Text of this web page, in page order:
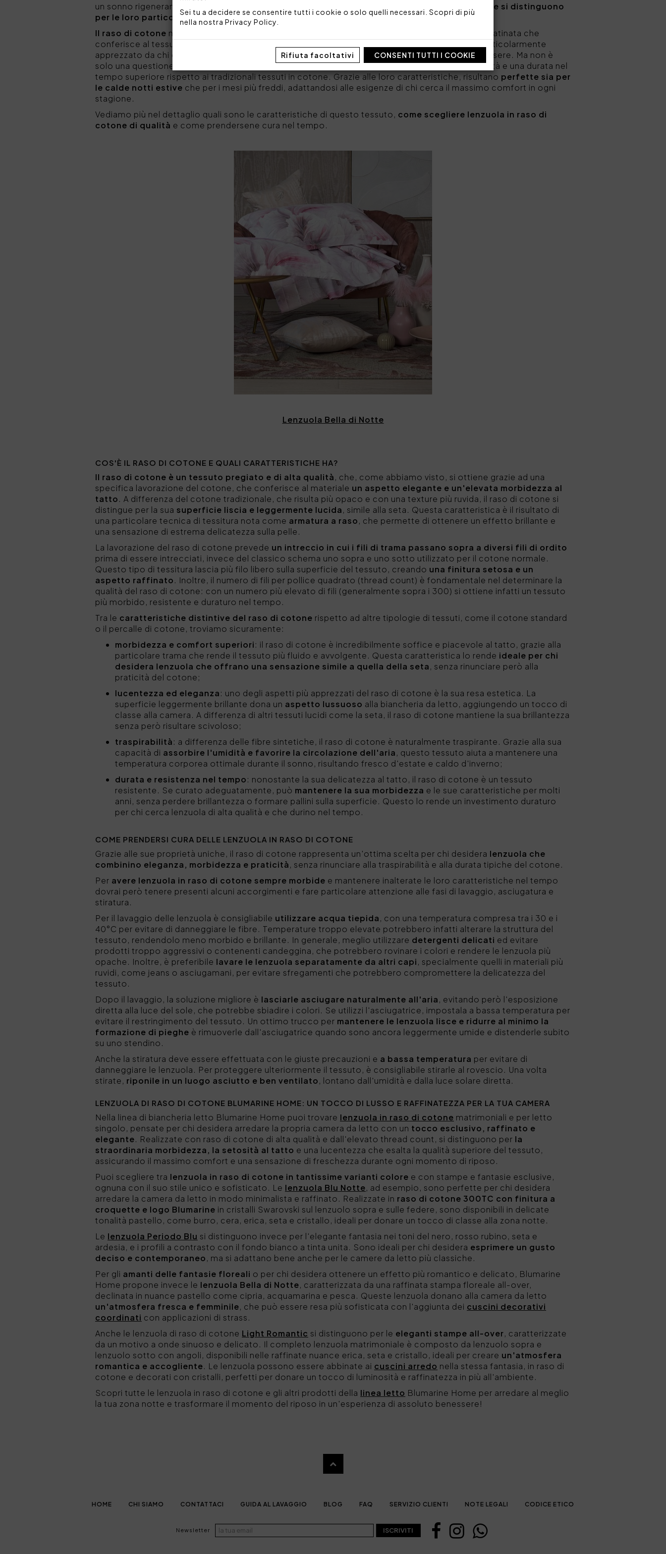
Sei tu a decidere se consentire tutti i cookie o solo quelli necessari. Scopri di più
nella nostra Privacy Policy
Rifiuta facoltativi CONSENTI TUTTI I COOKIE
un sonno rigenerante. Tra le diverse opzioni disponibili sul mercato,
le lenzuola in raso di cotone si distinguono
per le loro particolari caratteristiche, che combinano comfort, resa estetica e praticità.
Il raso di cotone nasce da una particolare lavorazione del cotone, caratterizzata da una trama satinata che
conferisce al tessuto una
. Questo lo rende particolarmente
apprezzato da chi desidera trasformare la propria camera da letto in un'oasi di eleganza e benessere. Ma non è
solo una questione estetica:
le lenzuola in raso di cotone assicurano morbidezza, traspirabilità e una durata nel
tempo superiore rispetto ai tradizionali tessuti in cotone. Grazie alle loro caratteristiche, risultano perfette sia per
le calde notti estive che per i mesi più freddi, adattandosi alle esigenze di chi cerca il massimo comfort in ogni
stagione.
Vediamo più nel dettaglio quali sono le caratteristiche di questo tessuto, come scegliere lenzuola in raso di
cotone di qualità e come prendersene cura nel tempo.
Lenzuola Bella di Notte
COS'È IL RASO DI COTONE E QUALI CARATTERISTICHE HA?
Il raso di cotone è un tessuto pregiato e di alta qualità, che, come abbiamo visto, si ottiene grazie ad una
specifica lavorazione del cotone, che conferisce al materiale un aspetto elegante e un'elevata morbidezza al
tatto. A differenza del cotone tradizionale, che risulta più opaco e con una texture più ruvida, il raso di cotone si
distingue per la sua superficie liscia e leggermente lucida, simile alla seta. Questa caratteristica è il risultato di
una particolare tecnica di tessitura nota come armatura a raso, che permette di ottenere un effetto brillante e
una sensazione di estrema delicatezza sulla pelle.
La lavorazione del raso di cotone prevede un intreccio in cui i fili di trama passano sopra a diversi fili di ordito
prima di essere intrecciati, invece del classico schema uno sopra e uno sotto utilizzato per il cotone normale.
Questo tipo di tessitura lascia più filo libero sulla superficie del tessuto, creando una finitura setosa e un
aspetto raffinato. Inoltre, il numero di fili per pollice quadrato (thread count) è fondamentale nel determinare la
qualità del raso di cotone: con un numero più elevato di fili (generalmente sopra i 300) si ottiene infatti un tessuto
più morbido, resistente e duraturo nel tempo.
Tra le caratteristiche distintive del raso di cotone rispetto ad altre tipologie di tessuti, come il cotone standard
o il percalle di cotone, troviamo sicuramente:
morbidezza e comfort superiori: il raso di cotone è incredibilmente soffice e piacevole al tatto, grazie alla
particolare trama che rende il tessuto più fluido e avvolgente. Questa caratteristica lo rende ideale per chi
desidera lenzuola che offrano una sensazione simile a quella della seta, senza rinunciare però alla
praticità del cotone;
lucentezza ed eleganza: uno degli aspetti più apprezzati del raso di cotone è la sua resa estetica. La
superficie leggermente brillante dona un aspetto lussuoso alla biancheria da letto, aggiungendo un tocco di
classe alla camera. A differenza di altri tessuti lucidi come la seta, il raso di cotone mantiene la sua brillantezza
senza però risultare scivoloso;
traspirabilità: a differenza delle fibre sintetiche, il raso di cotone è naturalmente traspirante. Grazie alla sua
capacità di assorbire l'umidità e favorire la circolazione dell'aria, questo tessuto aiuta a mantenere una
temperatura corporea ottimale durante il sonno, risultando fresco d'estate e caldo d'inverno;
durata e resistenza nel tempo: nonostante la sua delicatezza al tatto, il raso di cotone è un tessuto
resistente. Se curato adeguatamente, può mantenere la sua morbidezza e le sue caratteristiche per molti
anni, senza perdere brillantezza o formare pallini sulla superficie. Questo lo rende un investimento duraturo
per chi cerca lenzuola di alta qualità e che durino nel tempo.
COME PRENDERSI CURA DELLE LENZUOLA IN RASO DI COTONE
Grazie alle sue proprietà uniche, il raso di cotone rappresenta un'ottima scelta per chi desidera lenzuola che
combinino eleganza, morbidezza e praticità, senza rinunciare alla traspirabilità e alla durata tipiche del cotone.
Per avere lenzuola in raso di cotone sempre morbide e mantenere inalterate le loro caratteristiche nel tempo
dovrai però tenere presenti alcuni accorgimenti e fare particolare attenzione alle fasi di lavaggio, asciugatura e
stiratura.
Per il lavaggio delle lenzuola è consigliabile utilizzare acqua tiepida, con una temperatura compresa tra i 30 e i
40°C per evitare di danneggiare le fibre. Temperature troppo elevate potrebbero infatti alterare la struttura del
tessuto, rendendolo meno morbido e brillante. In generale, meglio utilizzare detergenti delicati ed evitare
prodotti troppo aggressivi o contenenti candeggina, che potrebbero rovinare i colori e rendere le lenzuola più
opache. Inoltre, è preferibile lavare le lenzuola separatamente da altri capi, specialmente quelli in materiali più
ruvidi, come jeans o asciugamani, per evitare sfregamenti che potrebbero compromettere la delicatezza del
tessuto.
Dopo il lavaggio, la soluzione migliore è lasciarle asciugare naturalmente all'aria, evitando però l'esposizione
diretta alla luce del sole, che potrebbe sbiadire i colori. Se utilizzi l'asciugatrice, impostala a bassa temperatura per
evitare il restringimento del tessuto. Un ottimo trucco per mantenere le lenzuola lisce e ridurre al minimo la
formazione di pieghe è rimuoverle dall'asciugatrice quando sono ancora leggermente umide e distenderle subito
su uno stendino.
Anche la stiratura deve essere effettuata con le giuste precauzioni e a bassa temperatura per evitare di
danneggiare le lenzuola. Per proteggere ulteriormente il tessuto, è consigliabile stirarle al rovescio. Una volta
stirate, riponile in un luogo asciutto e ben ventilato, lontano dall'umidità e dalla luce solare diretta.
LENZUOLA DI RASO DI COTONE BLUMARINE HOME: UN TOCCO DI LUSSO E RAFFINATEZZA PER LA TUA CAMERA
Nella linea di biancheria letto Blumarine Home puoi trovare lenzuola in raso di cotone matrimoniali e per letto
singolo, pensate per chi desidera arredare la propria camera da letto con un tocco esclusivo, raffinato e
elegante. Realizzate con raso di cotone di alta qualità e dall'elevato thread count, si distinguono per la
straordinaria morbidezza, la setosità al tatto e una lucentezza che esalta la qualità superiore del tessuto,
assicurando il massimo comfort e una sensazione di freschezza durante ogni momento di riposo.
Puoi scegliere tra lenzuola in raso di cotone in tantissime varianti colore e con stampe e fantasie esclusive,
ognuna con il suo stile unico e sofisticato. Le lenzuola Blu Notte, ad esempio, sono perfette per chi desidera
arredare la camera da letto in modo minimalista e raffinato. Realizzate in raso di cotone 300TC con finitura a
croquette e logo Blumarine in cristalli Swarovski sul lenzuolo sopra e sulle federe, sono disponibili in delicate
tonalità pastello, come burro, cera, erica, seta e cristallo, ideali per donare un tocco di classe alla zona notte.
Le lenzuola Periodo Blu si distinguono invece per l'elegante fantasia nei toni del nero, rosso rubino, seta e
ardesia, e i profili a contrasto con il fondo bianco a tinta unita. Sono ideali per chi desidera esprimere un gusto
deciso e contemporaneo, ma si adattano bene anche per le camere da letto più classiche.
Per gli amanti delle fantasie floreali o per chi desidera ottenere un effetto più romantico e delicato, Blumarine
Home propone invece le lenzuola Bella di Notte, caratterizzata da una raffinata stampa floreale all-over,
declinata in nuance pastello come cipria, acquamarina e pesca. Queste lenzuola donano alla camera da letto
un'atmosfera fresca e femminile, che può essere resa più sofisticata con l'aggiunta dei cuscini decorativi
coordinati con applicazioni di strass.
Anche le lenzuola di raso di cotone Light Romantic si distinguono per le eleganti stampe all-over, caratterizzate
da un motivo a onde sinuoso e delicato. Il completo lenzuola matrimoniale è composto da lenzuolo sopra e
lenzuolo sotto con angoli, disponibili nelle raffinate nuance erica, seta e cristallo, ideali per creare un'atmosfera
romantica e accogliente. Le lenzuola possono essere abbinate ai cuscini arredo nella stessa fantasia, in raso di
cotone e decorati con cristalli, perfetti per donare un tocco di luminosità e raffinatezza in più all'ambiente.
Scopri tutte le lenzuola in raso di cotone e gli altri prodotti della linea letto Blumarine Home per arredare al meglio
la tua zona notte e trasformare il momento del riposo in un'esperienza di assoluto benessere!
HOME CHI SIAMO CONTATTACI GUIDA AL LAVAGGIO BLOG FAQ SERVIZIO CLIENTI NOTE LEGALI CODICE ETICO
Newsletter ISCRIVITI